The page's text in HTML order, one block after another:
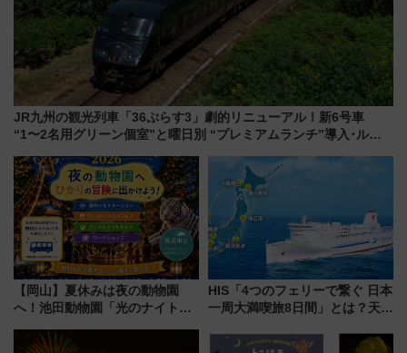
JR九州の観光列車「36ぷらす3」劇的リニューアル！新6号車
“1〜2名用グリーン個室”と曜日別 “プレミアムランチ”導入･ルー
【岡山】夏休みは夜の動物園
へ！池田動物園「光のナイトズ
な夜
HIS「4つのフェリーで繋ぐ 日本
一周大満喫旅8日間」とは？天橋
の絶景＆限定グルメを網羅！煩